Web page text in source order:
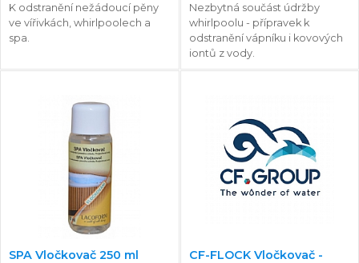
K odstranění nežádoucí pěny
ve vířivkách, whirlpoolech a
spa.
Nezbytná součást údržby
whirlpoolu - přípravek k
odstranění vápníku i kovových
iontů z vody.
SPA Vločkovač 250 ml
CF-FLOCK Vločkovač -